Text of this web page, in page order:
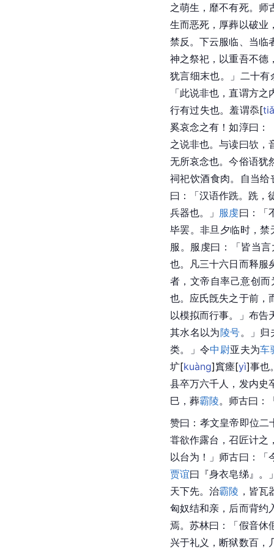
之萌生，靡不有死。 师
生而恶死，厚葬以破业
禁反。下云服临、当临
神之祭祀，以重吾不德
犹言细末也。」二十
「此说非也，直谓方
行有过失也。羞谓忝[
奚哀念之有！如淳曰：
之说非也。与读曰欤，
无所哀念也。今俗语犹
祠祀饮酒食肉。自当
曰：「汉语作跣。跣，
兵器也。」 服虔曰：「
毕罢。非旦夕临时，
服。服虔曰：「皆当
也。凡三十六日而释服
者，文帝自率己意创
也。应氏旣失之于前，
以模拟而行事。」布告
其水名以为陵号。」
类。」令中尉亚夫为车
圹[kuàng]窴瘗[yì]事也
县卒万六千人，发内史
巳，葬霸陵。师古曰：
赞曰：孝文皇帝即位二
甞欲作露台，召匠计之
以台为！」师古曰：「
贾谊曰『身衣皂绨』。
天下先。治霸陵 ，皆
匈奴结和亲，后而背约
焉。苏林曰：「假音休
兴于礼义，断狱数百，